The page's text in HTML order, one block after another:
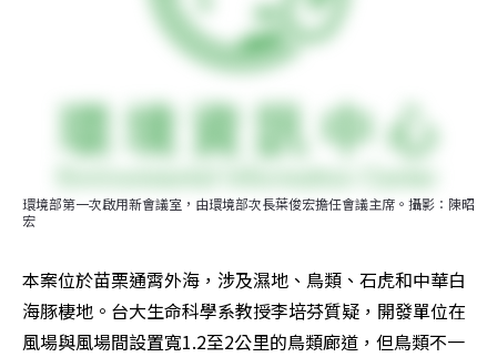
環境部第一次啟用新會議室，由環境部次長葉俊宏擔任會議主席。攝影：陳昭
宏
本案位於苗栗通霄外海，涉及濕地、鳥類、石虎和中華白
海豚棲地。台大生命科學系教授李培芬質疑，開發單位在
風場與風場間設置寬1.2至2公里的鳥類廊道，但鳥類不一